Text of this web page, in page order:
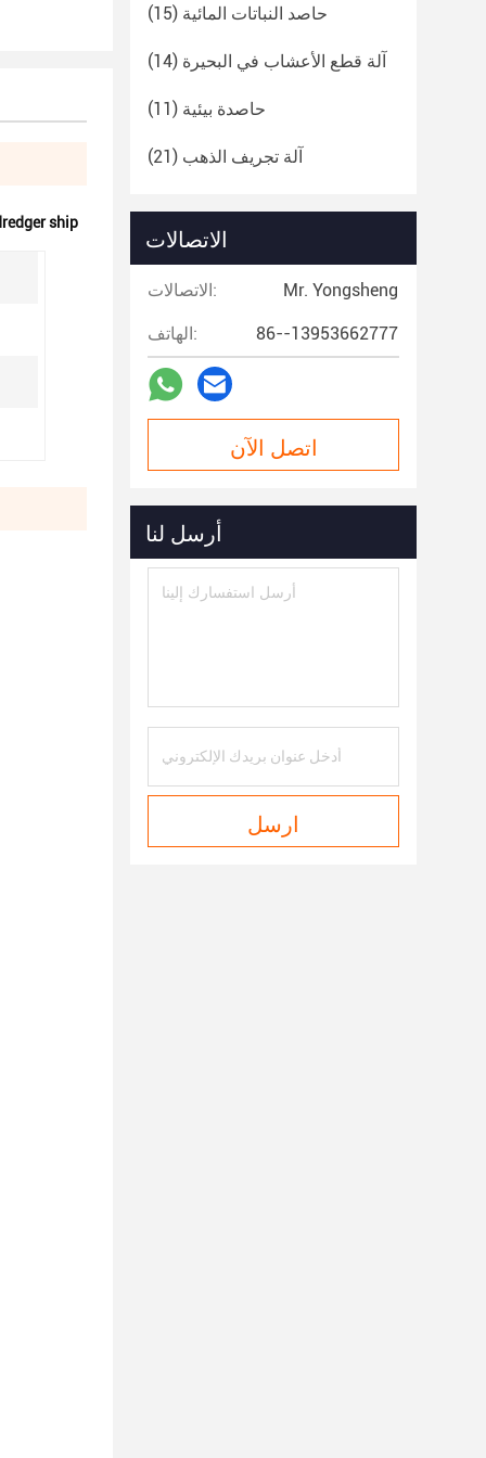
ship
حاصد النباتات المائية (15)
آلة قطع الأعشاب في البحيرة (14)
حاصدة بيئية (11)
آلة تجريف الذهب (21)
الاتصالات
الاتصالات: Mr. Yongsheng
الهاتف: 86--13953662777
اتصل الآن
أرسل لنا
ارسل